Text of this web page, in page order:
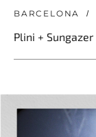
BARCELONA
Plini + Sungazer